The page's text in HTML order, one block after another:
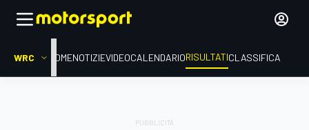
WRC HOMENOTIZIEVIDEOCALENDARIORISULTATICLASSIFICA